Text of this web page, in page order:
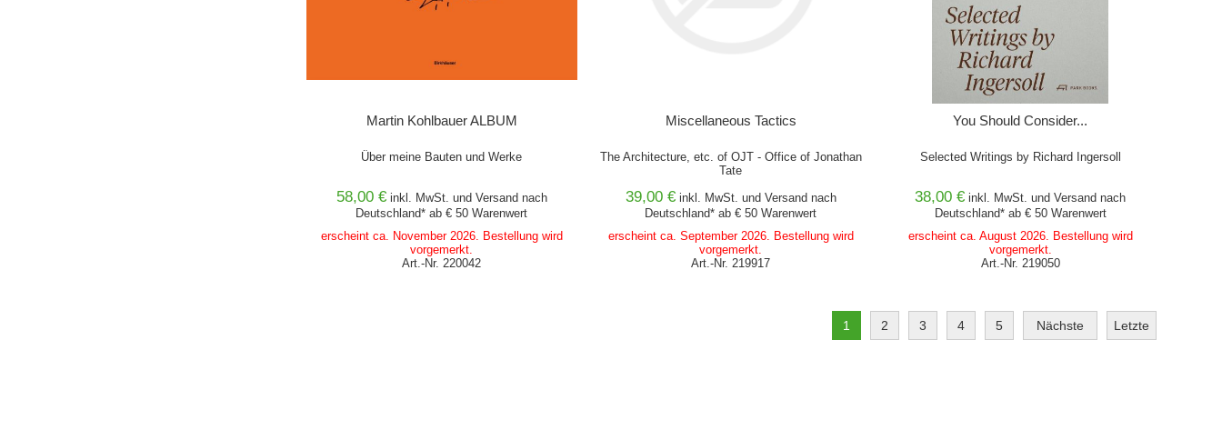
Martin Kohlbauer ALBUM
Über meine Bauten und Werke
58,00 € inkl. MwSt. und Versand nach
Deutschland* ab € 50 Warenwert
erscheint ca. November 2026. Bestellung wird
vorgemerkt.
Art.-Nr. 220042
Miscellaneous Tactics
The Architecture, etc. of OJT - Office of Jonathan
Tate
39,00 € inkl. MwSt. und Versand nach
Deutschland* ab € 50 Warenwert
erscheint ca. September 2026. Bestellung wird
vorgemerkt.
Art.-Nr. 219917
You Should Consider...
Selected Writings by Richard Ingersoll
38,00 € inkl. MwSt. undVersand nach
Deutschland* ab € 50 Warenwert
erscheint ca. August 2026. Bestellung wird
vorgemerkt.
Art.-Nr. 219050
1 2 3 4 5 Nächste Letzte